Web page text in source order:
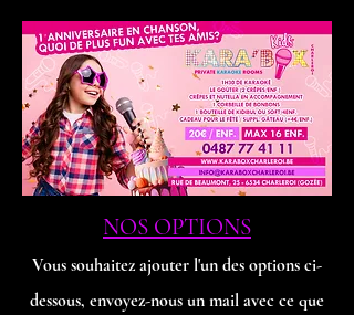
NOS OPTIONS
Vous souhaitez ajouter l'un des options ci-
dessous, envoyez-nous un mail avec ce que